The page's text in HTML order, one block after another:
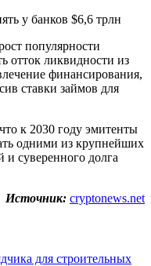
популярности
отток ликвидности из
финансирования,
ставки займов для
к 2030 году эмитенты
одними из крупнейших
и суверенного долга
Источник: cryptonews.net
для строительных